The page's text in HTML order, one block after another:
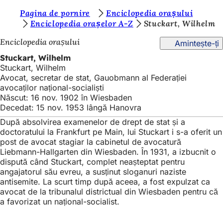
Salt la conținut
n
t
e
ț
i
a
i
c
i
:
Pagina de pornire
Enciclopedia orașului
Enciclopedia orașelor A-Z
Stuckart, Wilhelm
Enciclopedia orașului
Amintește-ți
Stuckart, Wilhelm
Stuckart, Wilhelm
Avocat, secretar de stat, Gauobmann al Federației
avocaților național-socialiști
Născut: 16 nov. 1902 în Wiesbaden
Decedat: 15 nov. 1953 lângă Hanovra
După absolvirea examenelor de drept de stat și a
doctoratului la Frankfurt pe Main, lui Stuckart i s-a oferit un
post de avocat stagiar la cabinetul de avocatură
Liebmann-Hallgarten din Wiesbaden. În 1931, a izbucnit o
dispută când Stuckart, complet neașteptat pentru
angajatorul său evreu, a susținut sloganuri naziste
antisemite. La scurt timp după aceea, a fost expulzat ca
avocat de la tribunalul districtual din Wiesbaden pentru că
a favorizat un național-socialist.